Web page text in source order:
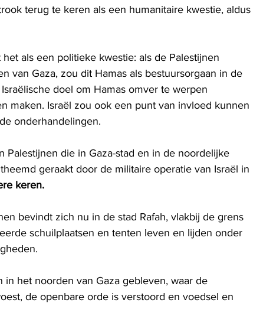
terug te keren als een humanitaire kwestie, aldus
als een politieke kwestie: als de Palestijnen
van Gaza, zou dit Hamas als bestuursorgaan in de
doel om Hamas omver te werpen
maken. Israël zou ook een punt van invloed kunnen
onderhandelingen.
Palestijnen die in Gaza-stad en in de noordelijke
geraakt door de militaire operatie van Israël in
keren.
bevindt zich nu in de stad Rafah, vlakbij de grens
schuilplaatsen en tenten leven en lijden onder
het noorden van Gaza gebleven, waar de
de openbare orde is verstoord en voedsel en